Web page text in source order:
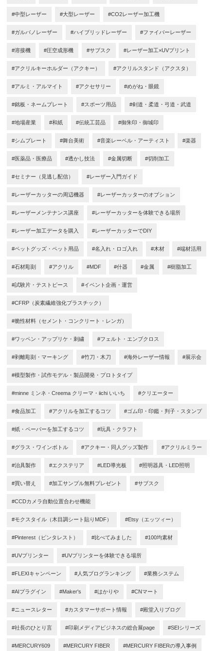
#中型レーザー #大型レーザー #CO2レーザー加工機
#ガルバノレーザー #ハイブリッドレーザー #ファイバーレーザー
#溶接機 #圧空成形機 #サブスク #レーザー加工×UVプリント
#アクリルキーホルダー（アクキー） #アクリルスタンド（アクスタ）
#アルミ・アルマイト #アクセサリー #めがね・眼鏡
#銘板・ネームプレート #スポーツ用品 #剣道・柔道・弓道・武道
#地場産業 #和紙 #伝統工芸品 #御朱印・御城印
#シムプレート #舞台美術 #音楽レーベル・アーティスト #楽器
#医薬品・医療品 #透かし技法 #金属切断 #切削加工
#セミナー（見逃し配信） #レーザー入門ガイド
#レーザーカッターの周辺機器 #レーザーカッターのオプション
#レーザーメンテナンス講座 #レーザーカッターを体験できる場所
#レーザー加工データを購入 #レーザーカッターでDIY
#ペットグッズ・ペット用品 #名入れ・ロゴ入れ #木材 #端材活用
#石材彫刻 #アクリル #MDF #什器 #金属 #樹脂加工
#試験片・テストピース #イベント企画・運営
#CFRP（炭素繊維強化プラスチック）
#脆性材料（セメント・コンクリート・レンガ）
#ワッペン・アップリケ・刺繍 #フェルト・エンブクロス
#剥離彫刻・マーキング #竹刀・木刀 #海外レーザー情報 #展示会
#模型製作・試作モデル・製品開発・プロトタイプ
#minne ミンネ・Creema クリーマ・iichi いいち #クリエーター
#食品加工 #アクリルを加工するコツ #ゴム印・印鑑・判子・スタンプ
#紙・ペーパーを加工するコツ #玩具・クラフト
#グラス・ワインボトル #アクキー・同人グッズ製作 #アクリルミラー
#治具製作 #エクステリア #LED導光板 #照明器具・LED照明
#買い替え #加工サンプル無料プレゼント #サブスク
#CCDカメラ自動位置合わせ機能
#モクスタイル（木目調シート貼りMDF） #Etsy（エッツィー）
#Pinterest（ピンタレスト） #比べてみました #100均素材
#UVプリンター #UVプリンターを体験できる場所
#FLEXIキャンペーン #人気ブログランキング #業務システム
#AIプラグイン #Maker's #はかりや #CNマート
#ニュースレター #カスタマーサポート情報 #殿堂入りブログ
#社長のひとり言 #印刷メディアビジネスの総合展page #SEIシリーズ
#MERCURY609 #MERCURY FIBER #MERCURY FIBERの導入事例